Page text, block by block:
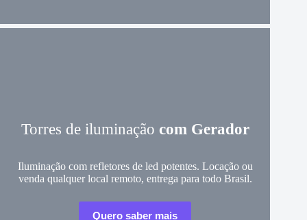
Torres de iluminação com Gerador
Iluminação com refletores de led potentes. Locação ou
venda qualquer local remoto, entrega para todo Brasil.
Quero saber mais